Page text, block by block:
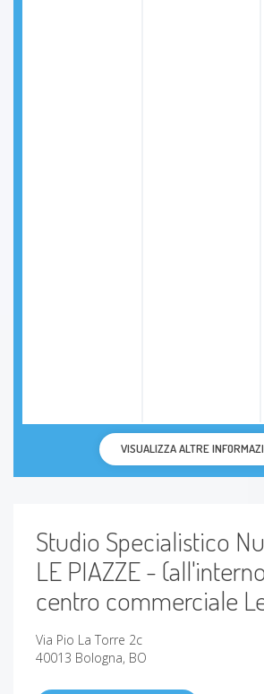
VISUALIZZA ALTRE
Studio Specialistico
LE PIAZZE -
centro commerciale
Via Pio La Torre 2c
40013 Bologna, BO